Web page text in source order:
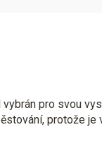
pro svou
protože je